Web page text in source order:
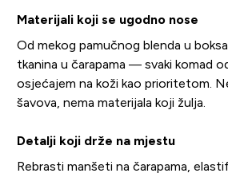
Materijali koji se ugodno nose
Od mekog pamučnog blenda u
tkanina u čarapama — svaki komad
osjećajem na koži kao prioritetom.
šavova, nema materijala koji žulja.
Detalji koji drže na mjestu
Rebrasti manšeti na čarapama,